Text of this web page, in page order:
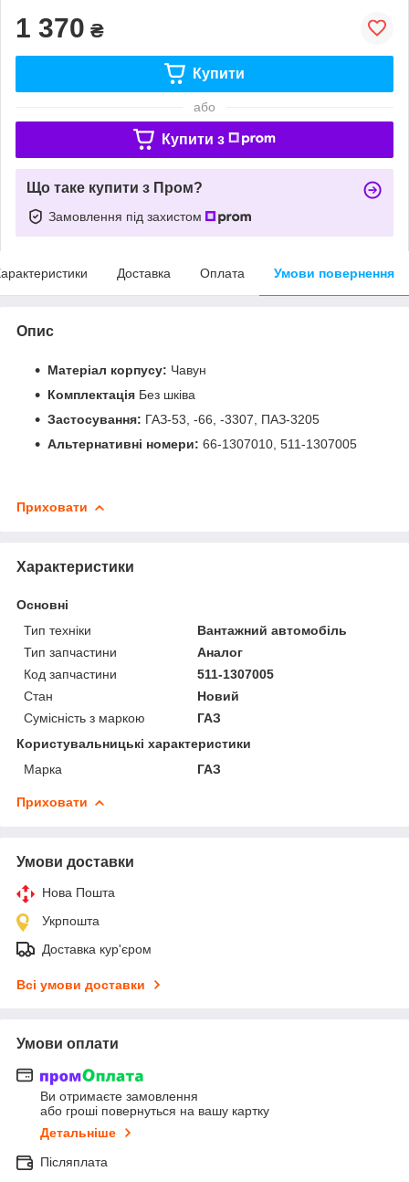
1 370 ₴
Купити
або
Купити з
Що таке купити з Пром?
Замовлення під захистом
Доставка Оплата Умови повернення
Опис
Матеріал корпусу: Чавун
Комплектація Без шківа
Застосування: ГАЗ-53, -66, -3307, ПАЗ-3205
Альтернативні номери: 66-1307010, 511-1307005
Приховати
Характеристики
Основні
Тип техніки
Вантажний автомобіль
Тип запчастини
Аналог
Код запчастини
511-1307005
Стан
Новий
Сумісність з маркою
ГАЗ
Користувальницькі характеристики
Марка
ГАЗ
Приховати
Умови доставки
Нова Пошта
Укрпошта
Доставка кур'єром
Всі умови доставки
Умови оплати
Ви отримаєте замовлення
або гроші повернуться на вашу картку
Детальніше
Післяплата